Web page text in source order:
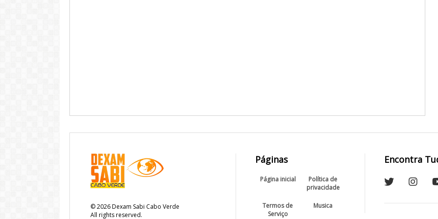
©2026Dexam Sabi Cabo Verde
All rights reserved.
Páginas
Página inicial
Política de
privacidade
Termos de
Serviço
Musica
Encontra